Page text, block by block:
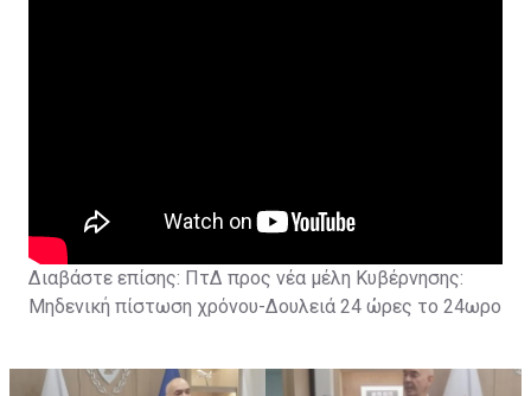
Διαβάστε επίσης: ΠτΔ προς νέα μέλη Κυβέρνησης:
Μηδενική πίστωση χρόνου-Δουλειά 24 ώρες το 24ωρο